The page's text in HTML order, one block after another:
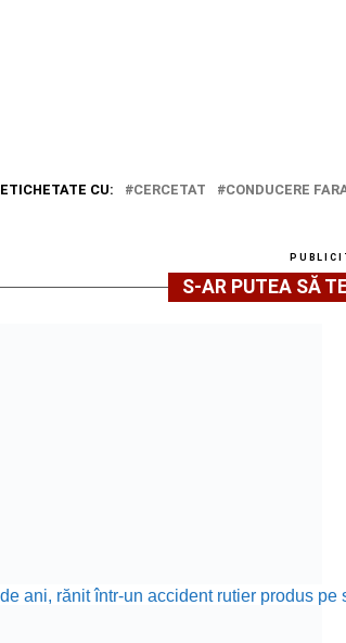
CU: CERCETAT CONDUCERE
S-AR PUTEA SĂ
ani, rănit într-un accident rutier produs